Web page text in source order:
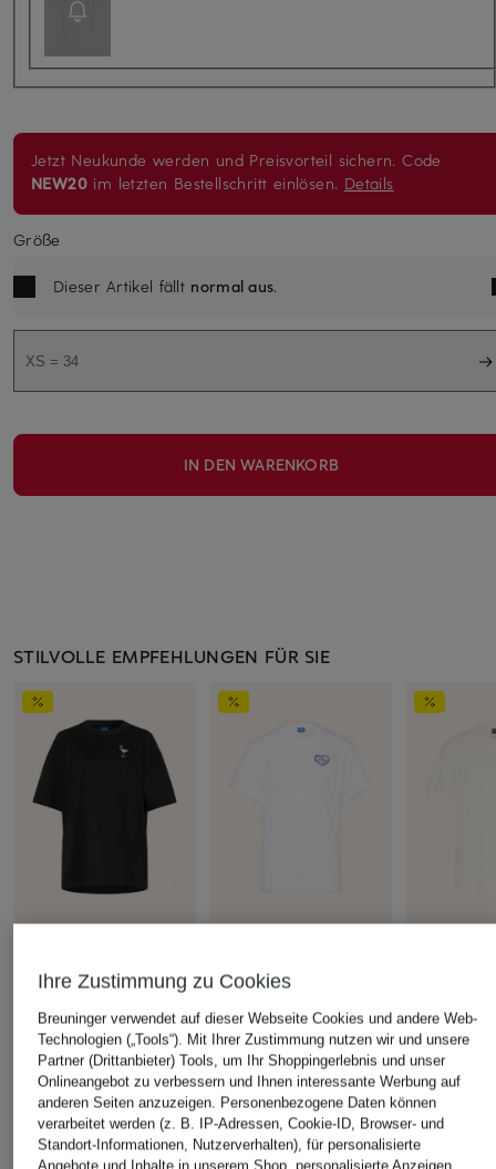
Jetzt Neukunde werden und Preisvorteil sichern. Code
NEW20 im letzten Bestellschritt einlösen. Details
Größe
Dieser Artikel fällt normal aus.
XS = 34
IN DEN WARENKORB
STILVOLLE EMPFEHLUNGEN FÜR SIE
Oversized-Shirt
CHF 35
Ursprünglich:CHF 49
T-Shirt
CHF 35
Ursprünglich:CHF 44
CHF 30
Ursprünglich:
ÄHNLICHE ARTIKEL ENTDECKEN
Ihre Zustimmung zu Cookies
Breuninger verwendet auf dieser Webseite Cookies und andere Web-
Technologien („Tools“). Mit Ihrer Zustimmung nutzen wir und unsere
Partner (Drittanbieter) Tools, um Ihr Shoppingerlebnis und unser
Onlineangebot zu verbessern und Ihnen interessante Werbung auf
anderen Seiten anzuzeigen. Personenbezogene Daten können
verarbeitet werden (z. B. IP-Adressen, Cookie-ID, Browser- und
Standort-Informationen, Nutzerverhalten), für personalisierte
Angebote und Inhalte in unserem Shop, personalisierte Anzeigen